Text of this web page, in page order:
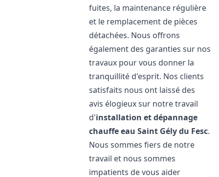
fuites, la maintenance régulière
et le remplacement de pièces
détachées. Nous offrons
également des garanties sur nos
travaux pour vous donner la
tranquillité d'esprit. Nos clients
satisfaits nous ont laissé des
avis élogieux sur notre travail
d'installation et dépannage
chauffe eau Saint Gély du Fesc.
Nous sommes fiers de notre
travail et nous sommes
impatients de vous aider